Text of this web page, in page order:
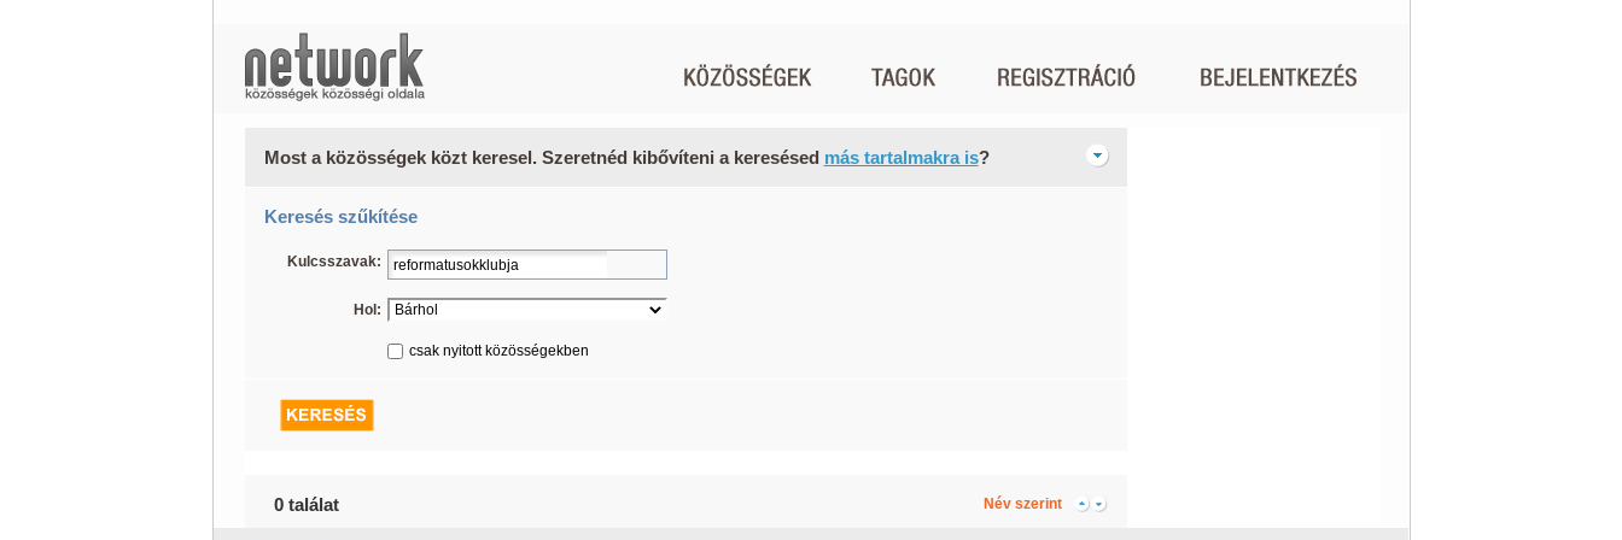
Most a közösségek közt keresel. Szeretnéd kibővíteni a keresésed más tartalmakra is?
Keresés szűkítése
Kulcsszavak:
Hol:
csak nyitott közösségekben
0 találat Név szerint